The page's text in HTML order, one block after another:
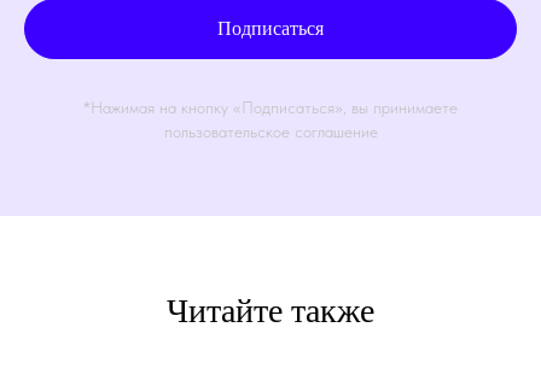
Подписаться
*Нажимая на кнопку «Подписаться», вы принимаете
пользовательское соглашение
Читайте также